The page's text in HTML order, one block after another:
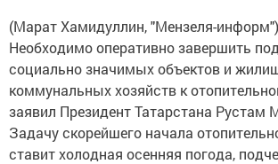
(Марат Хамидуллин, "Мензеля-информ")
Необходимо оперативно завершить
социально значимых объектов и
коммунальных хозяйств к
заявил Президент Татарстана Рустам
Задачу скорейшего начала
ставит холодная осенняя погода,